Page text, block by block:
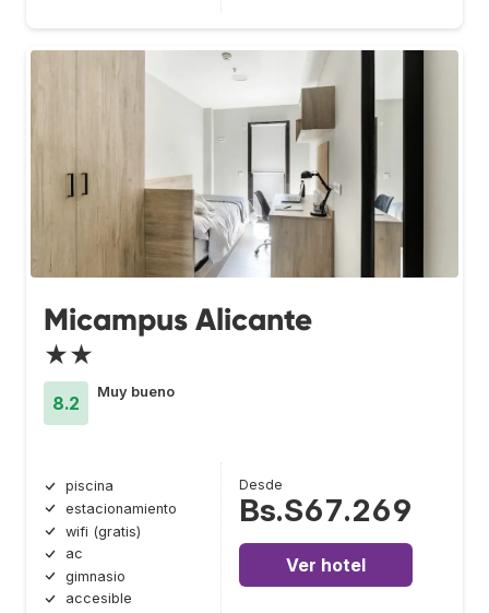
Micampus Alicante
★★
8.2
Muy bueno
piscina
estacionamiento
wifi (gratis)
ac
gimnasio
accesible
Desde
Bs.S67.269
Ver hotel